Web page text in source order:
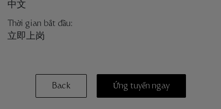
中文
Thời gian bắt đầu:
立即上岗
Back Ứng tuyển ngay